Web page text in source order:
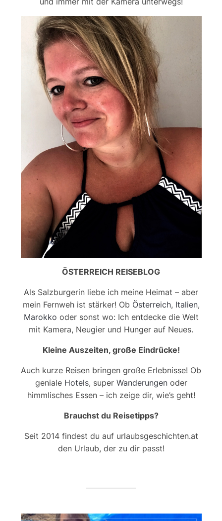
ÖSTERREICH REISEBLOG
Als Salzburgerin liebe ich meine Heimat – aber
mein Fernweh ist stärker! Ob Österreich, Italien,
Marokko oder sonst wo: Ich entdecke die Welt
mit Kamera, Neugier und Hunger auf Neues.
Kleine Auszeiten, große Eindrücke!
Auch kurze Reisen bringen große Erlebnisse! Ob
geniale Hotels, super Wanderungenoder
himmlisches Essen – ich zeige dir, wie’s geht!
Brauchst du Reisetipps?
Seit 2014 findest du auf urlaubsgeschichten.at
den Urlaub, der zu dir passt!